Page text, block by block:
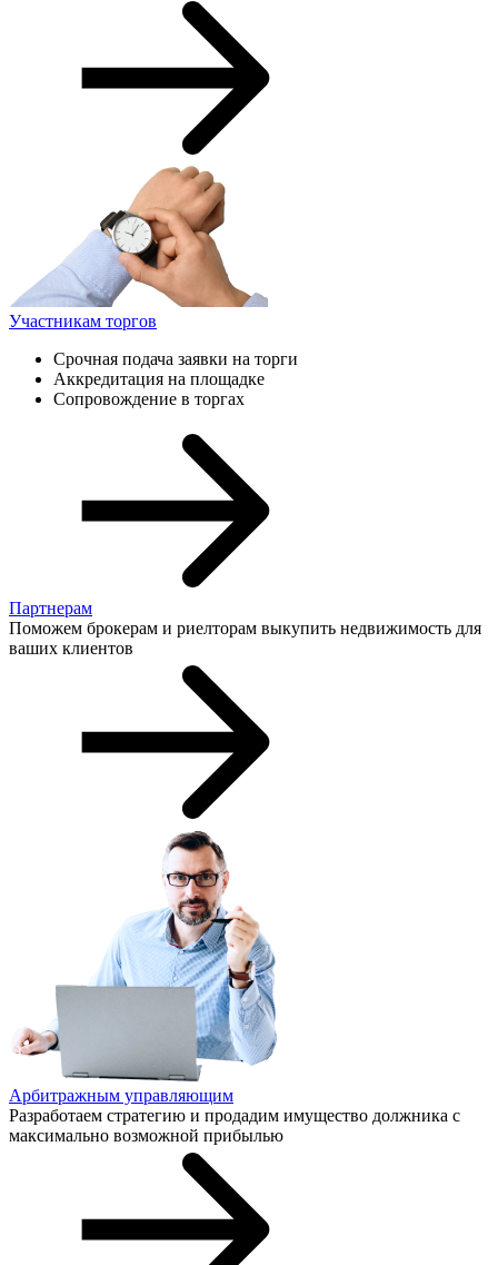
Участникам торгов
Срочная подача заявки на торги
Аккредитация на площадке
Сопровождение в торгах
Партнерам
Поможем брокерам и риелторам выкупить недвижимость для
ваших клиентов
Арбитражным управляющим
Разработаем стратегию и продадим имущество должника с
максимально возможной прибылью